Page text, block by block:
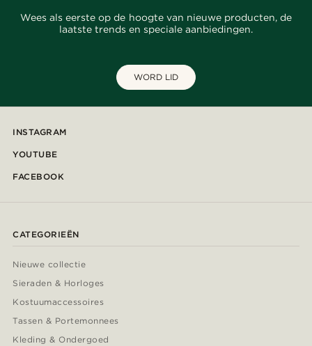
Wees als eerste op de hoogte van nieuwe producten, de
laatste trends en speciale aanbiedingen.
WORD LID
INSTAGRAM
YOUTUBE
FACEBOOK
CATEGORIEËN
Nieuwe collectie
Sieraden & Horloges
Kostuumaccessoires
Tassen & Portemonnees
Kleding & Ondergoed